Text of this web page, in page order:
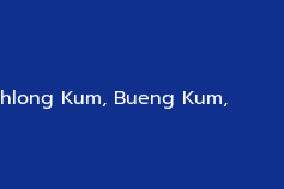
Kum, Bueng Kum,